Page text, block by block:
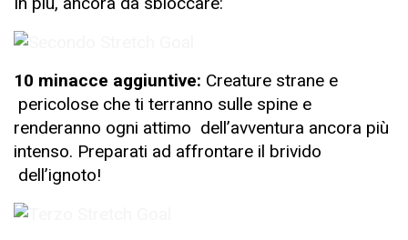
10 minacce aggiuntive: Creature strane e
pericolose che ti terranno sulle spine e
renderanno ogni attimo dell’avventura ancora più
intenso. Preparati ad affrontare il brivido
dell’ignoto!